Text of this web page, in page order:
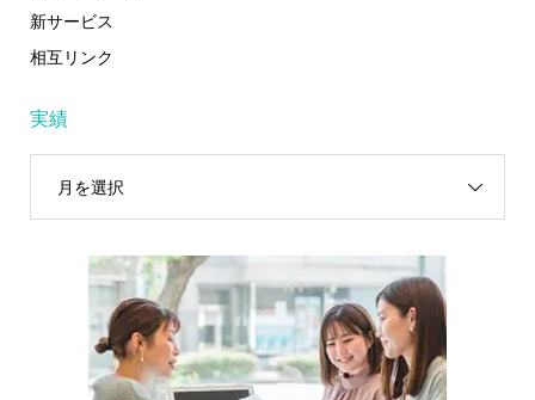
新サービス
相互リンク
実績
月を選択